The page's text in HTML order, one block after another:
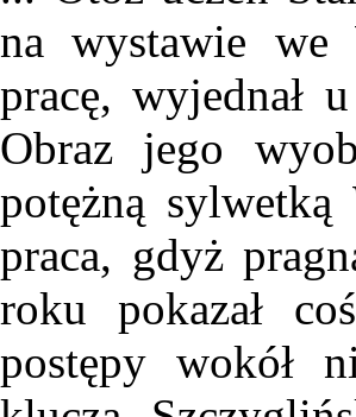
na wystawie we
pracę, wyjednał
Obraz jego
potężną sylwetką
praca, gdyż
roku pokazał
postępy wokół